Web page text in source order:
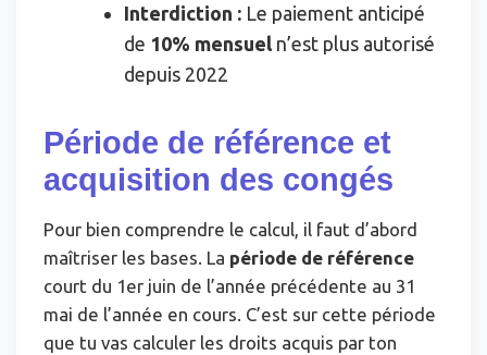
Interdiction : Le paiement anticipé
de 10% mensuel n’est plus autorisé
depuis 2022
Période de référence et
acquisition des congés
Pour bien comprendre le calcul, il faut d’abord
maîtriser les bases. La période de référence
court du 1er juin de l’année précédente au 31
mai de l’année en cours. C’est sur cette période
que tu vas calculer les droits acquis par ton